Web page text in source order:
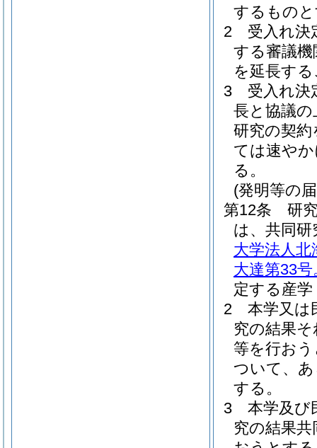
するもの
2
受入れ決
する審議
を延長す
3
受入れ決
長と協議
研究の契
ては速や
る。
(発明等の
第12条
研
は、共同
大学法人北
大達第33
定する産
2
本学又は
究の結果
等を行お
ついて、
する。
3
本学及び
究の結果